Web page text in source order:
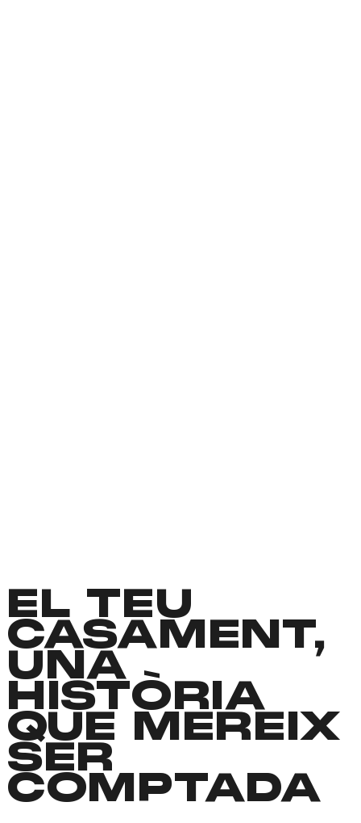
EL TEU
CASAMENT,
UNA
HISTÒRIA
QUE MEREIX
SER
COMPTADA